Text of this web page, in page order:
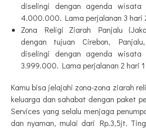
diselingi dengan agenda
4.000.000. Lama perjalanan 3 hari
Zona Religi Ziarah Panjalu
dengan tujuan Cirebon,
diselingi dengan agenda
3.999.000. Lama perjalanan 2 hari
Kamu bisa jelajahi zona-zona ziarah
keluarga dan sahabat dengan paket
Services yang selalu menjaga
dan nyaman, mulai dari Rp.3,5jt.